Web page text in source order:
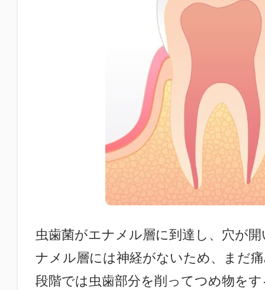
虫歯菌がエナメル層に到達し、穴が
ナメル層には神経がないため、まだ
段階では虫歯部分を削ってつめ物を